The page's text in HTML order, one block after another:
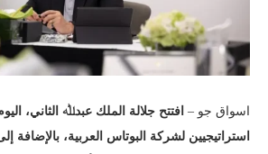
اسواق جو – افتتح جلالة الملك عبدﷲ الثاني،
استراتيجيين لشركة البوتاس العربية، بالإضافة